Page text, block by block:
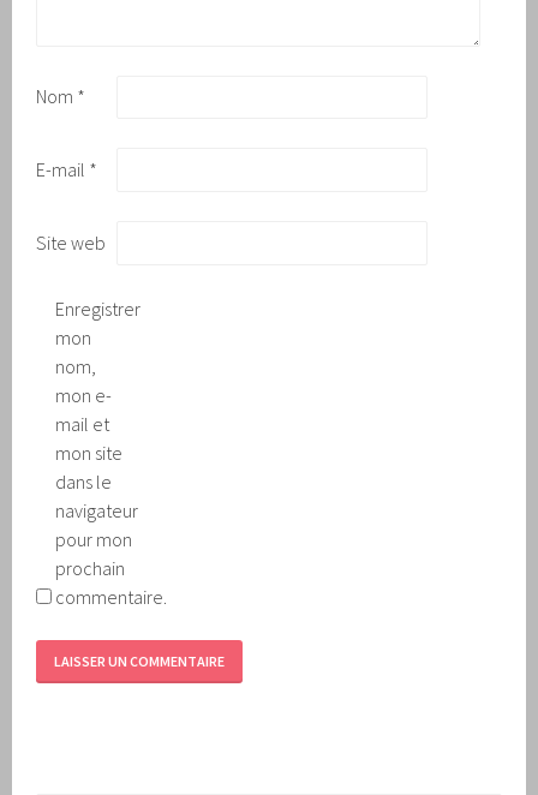
Nom *
E-mail *
Site web
Enregistrer
mon
nom,
mon e-
mail et
mon site
dans le
navigateur
pour mon
prochain
commentaire.